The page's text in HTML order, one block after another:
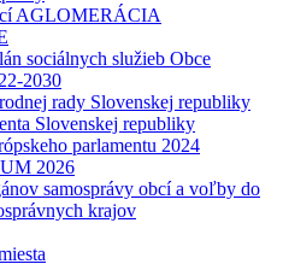
AGLOMERÁCIA
sociálnych služieb Obce
2030
rady Slovenskej republiky
Slovenskej republiky
parlamentu 2024
2026
samosprávy obcí a voľby do
krajov